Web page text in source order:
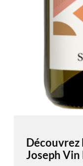
Découvrez
Joseph Vin